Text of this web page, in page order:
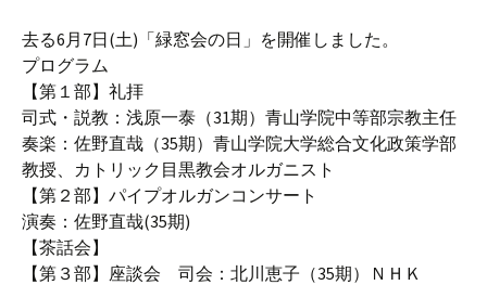
去る6月7日(土)「緑窓会の日」を開催しました。
プログラム
【第１部】礼拝
司式・説教：浅原一泰（31期）青山学院中等部宗教主任
奏楽：佐野直哉（35期）青山学院大学総合文化政策学部
教授、カトリック目黒教会オルガニスト
【第２部】パイプオルガンコンサート
演奏：佐野直哉(35期)
【茶話会】
【第３部】座談会 司会：北川恵子（35期）ＮＨＫ